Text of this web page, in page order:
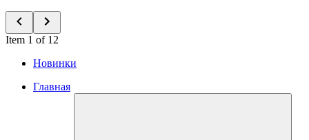
Item 1 of 12
Новинки
Главная